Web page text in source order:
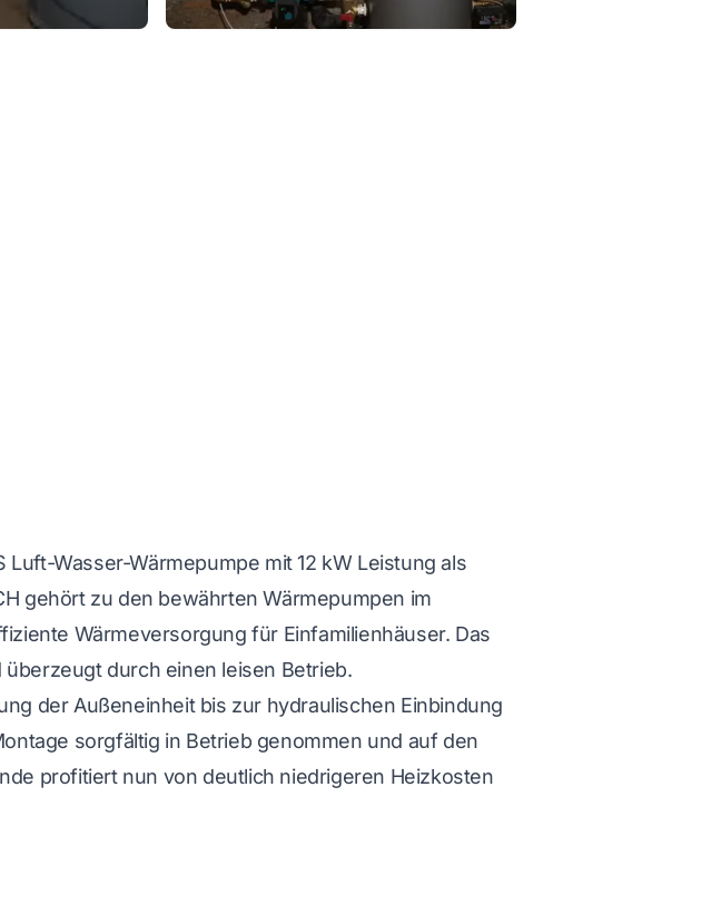
Wasser-Wärmepumpe mit 12 kW Leistung als
gehört zu den bewährten Wärmepumpen im
Wärmeversorgung für Einfamilienhäuser. Das
durch einen leisen Betrieb.
der Außeneinheit bis zur hydraulischen Einbindung
sorgfältig in Betrieb genommen und auf den
profitiert nun von deutlich niedrigeren Heizkosten